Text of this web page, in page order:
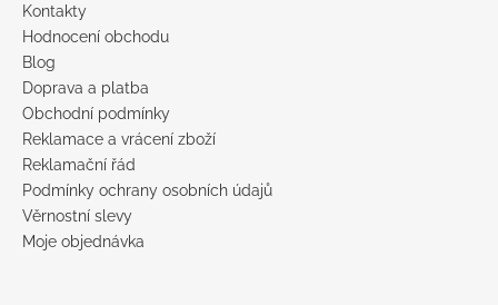
Kontakty
Hodnocení obchodu
Blog
Doprava a platba
Obchodní podmínky
Reklamace a vrácení zboží
Reklamační řád
Podmínky ochrany osobních údajů
Věrnostní slevy
Moje objednávka